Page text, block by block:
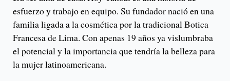
esfuerzo y trabajo en equipo. Su fundador nació en una
familia ligada a la cosmética por la tradicional Botica
Francesa de Lima. Con apenas 19 años ya vislumbraba
el potencial y la importancia que tendría la belleza para
la mujer latinoamericana.